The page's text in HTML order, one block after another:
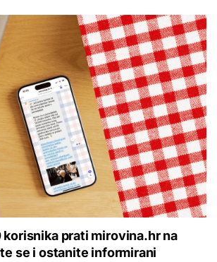
korisnika prati mirovina.hr na
se i ostanite informirani